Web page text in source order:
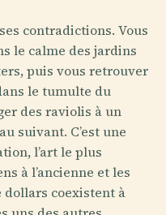
contradictions. Vous
le calme des jardins
puis vous retrouver
le tumulte du
des raviolis à un
suivant. C’est une
l’art le plus
à l’ancienne et les
coexistent à